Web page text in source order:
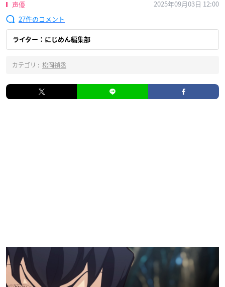
声優
2025年09月03日 12:00
27
ライター：にじめん編集部
カテゴリ : 松岡禎丞